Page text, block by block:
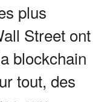
plus
Street ont
blockchain
tout, des